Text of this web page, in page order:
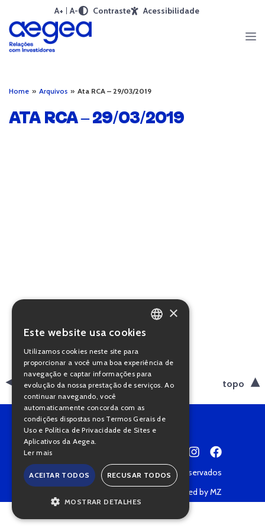
A+ A- Contraste Acessibilidade
Home » Arquivos » Ata RCA – 29/03/2019
ATA RCA – 29/03/2019
voltar topo
Copyright © 2022 • Todos os direitos reservados
Powered by MZ
PORTUGUESE
×
Este website usa cookies
Utilizamos cookies neste site para
proporcionar a você uma boa experiência de
navegação e captar informações para
evolução da nossa prestação de serviços. Ao
continuar navegando, você
automaticamente concorda com as
condições dispostas nos Termos Gerais de
Uso e Política de Privacidade de Sites e
Aplicativos da Aegea.
Ler mais
ACEITAR TODOS RECUSAR TODOS
MOSTRAR DETALHES